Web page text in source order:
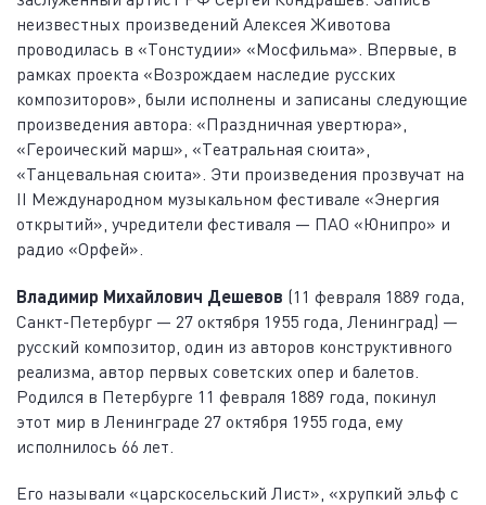
неизвестных произведений Алексея Животова
проводилась в «Тонстудии» «Мосфильма». Впервые, в
рамках проекта «Возрождаем наследие русских
композиторов», были исполнены и записаны следующие
произведения автора: «Праздничная увертюра»,
«Героический марш», «Театральная сюита»,
«Танцевальная сюита». Эти произведения прозвучат на
II Международном музыкальном фестивале «Энергия
открытий», учредители фестиваля — ПАО «Юнипро» и
радио «Орфей».
Владимир Михайлович Дешевов (11 февраля 1889 года,
Санкт-Петербург — 27 октября 1955 года, Ленинград) —
русский композитор, один из авторов конструктивного
реализма, автор первых советских опер и балетов.
Родился в Петербурге 11 февраля 1889 года, покинул
этот мир в Ленинграде 27 октября 1955 года, ему
исполнилось 66 лет.
Его называли «царскосельский Лист», «хрупкий эльф с